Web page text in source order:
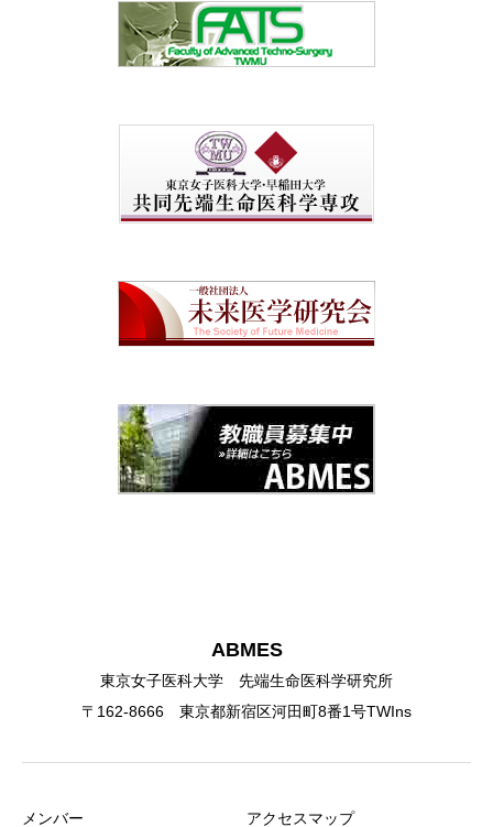
ABMES
東京女子医科大学 先端生命医科学研究所
〒162-8666 東京都新宿区河田町8番1号TWIns
メンバー アクセスマップ